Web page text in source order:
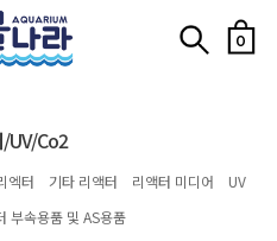
0
UV/Co2
엑터 기타 리액터 리액터 미디어
UV
부속용품 및 AS용품